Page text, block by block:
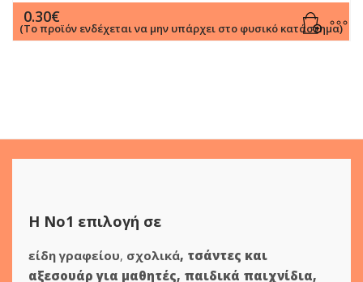
0.30€
(Το προϊόν ενδέχεται να μην υπάρχει στο φυσικό κατάστημα)
Η Νο1 επιλογή σε
είδη γραφείου, σχολικά, τσάντες και
αξεσουάρ για μαθητές, παιδικά παιχνίδια,